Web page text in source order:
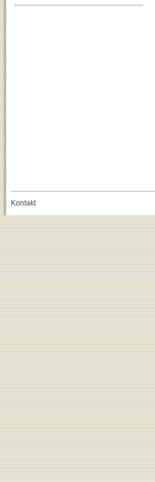
Kontakt